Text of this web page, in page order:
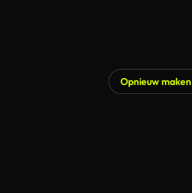
Opnieuw maken